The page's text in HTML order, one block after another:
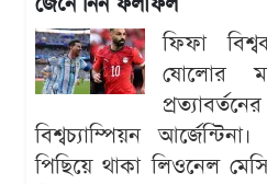
ফিফা
ষোলোর
বিশ্বচ্যাম্পিয়ন
পিছিয়ে থাকা লিওনেল